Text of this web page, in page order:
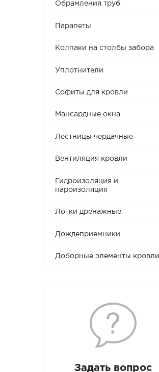
Обрамления труб
Парапеты
Колпаки на столбы забора
Уплотнители
Софиты для кровли
Мансардные окна
Лестницы чердачные
Вентиляция кровли
Гидроизоляция и
пароизоляция
Лотки дренажные
Дождеприемники
Доборные элементы кровли
Задать вопрос